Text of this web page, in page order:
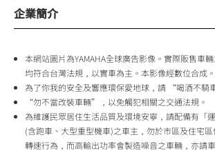
企業簡介
本網站圖片為YAMAHA全球廣告影像。實際販售車
均符合台灣法規，以實車為主。本影像經數位合成。
為了你我的安全及響應環保愛地球，請 “喝酒不騎
“勿不當改裝車輛”，以免觸犯相關之交通法規。
為維護民眾居住生活品質及環境安寧，請配備有「
(含跑車、大型重型機車)之車主，勿於市區及住宅
轉速行為，而高輸出功率會製造噪音之車輛，亦請